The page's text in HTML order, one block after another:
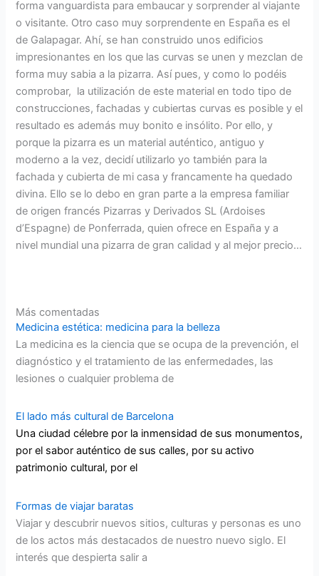
forma vanguardista para embaucar y sorprender al viajante
o visitante. Otro caso muy sorprendente en España es el
de Galapagar. Ahí, se han construido unos edificios
impresionantes en los que las curvas se unen y mezclan de
forma muy sabia a la pizarra. Así pues, y como lo podéis
comprobar, la utilización de este material en todo tipo de
construcciones, fachadas y cubiertas curvas es posible y el
resultado es además muy bonito e insólito. Por ello, y
porque la pizarra es un material auténtico, antiguo y
moderno a la vez, decidí utilizarlo yo también para la
fachada y cubierta de mi casa y francamente ha quedado
divina. Ello se lo debo en gran parte a la empresa familiar
de origen francés Pizarras y Derivados SL (Ardoises
d’Espagne) de Ponferrada, quien ofrece en España y a
nivel mundial una pizarra de gran calidad y al mejor precio…
Más comentadas
Medicina estética: medicina para la belleza
La medicina es la ciencia que se ocupa de la prevención, el
diagnóstico y el tratamiento de las enfermedades, las
lesiones o cualquier problema de
El lado más cultural de Barcelona
Una ciudad célebre por la inmensidad de sus monumentos,
por el sabor auténtico de sus calles, por su activo
patrimonio cultural, por el
Formas de viajar baratas
Viajar y descubrir nuevos sitios, culturas y personas es uno
de los actos más destacados de nuestro nuevo siglo. El
interés que despierta salir a